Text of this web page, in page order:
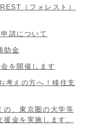
（フォレスト）
請について
助金
を開催します
考えの方へ！移住支
の、東京圏の大学等
金を実施します。